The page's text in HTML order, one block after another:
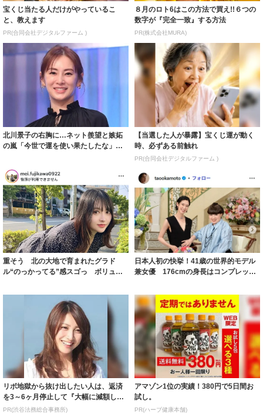
宝くじ当たる人だけがやっているこ
と、教えます
PR(合同会社デジタルファーム )
８月のロト6はこの方法で買え!!６つの
数字が『完全一致』する方法
PR(株式会社MURA)
北川景子の右胸に…ネット羨望と嫉妬
の嵐「今世で運を使い果たしたな」
【当選した人が暴露】宝くじ運が動く
時、必ずある前触れ
PR(合同会社デジタルファーム )
重そう 北の大地で育まれたグラド
ル“のっかってる”感スゴっ ボリュー
日本人初の快挙！41歳の世界的モデル
兼女優 176cmの身長はコンプレック
リボ地獄から抜け出したい人は、返済
を3～6ヶ月停止して『大幅に減額して
から返済す...
PR(渋谷法務総合事務所)
アマゾン1位の実績！380円で5日間お
試し。
PR(ハーブ健康本舗)